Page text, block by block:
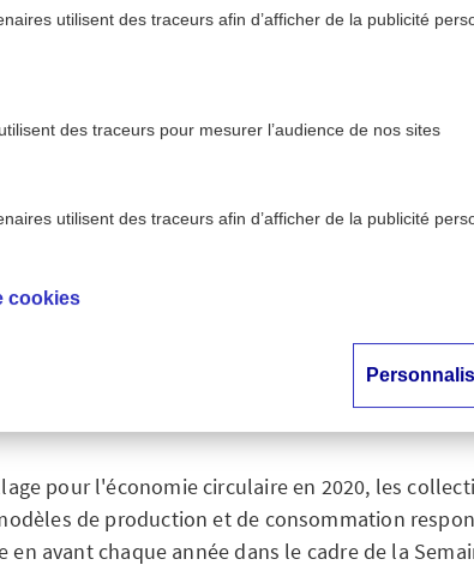
circulaire :
collectivités
pour l'économie circulaire en 2020, les
de production et de consommation
en avant chaque année dans le cadre de la
utilisent des traceurs afin d’afficher de la publicité
des traceurs pour mesurer l’audience de nos sites
utilisent des traceurs afin d’afficher de la publicité
cookies